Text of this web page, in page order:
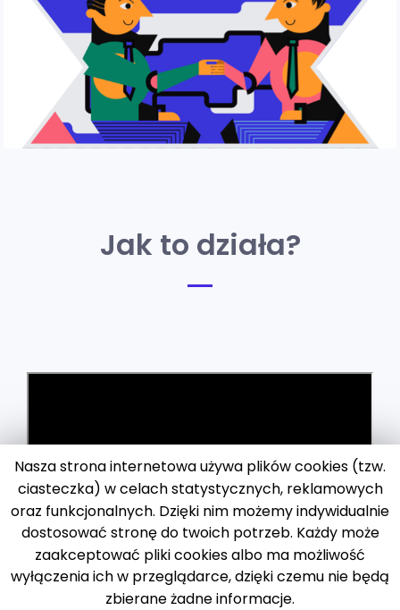
Jak to działa?
Nasza strona internetowa używa plików cookies (tzw.
ciasteczka) w celach statystycznych, reklamowych
oraz funkcjonalnych. Dzięki nim możemy indywidualnie
dostosować stronę do twoich potrzeb. Każdy może
zaakceptować pliki cookies albo ma możliwość
wyłączenia ich w przeglądarce, dzięki czemu nie będą
zbierane żadne informacje.